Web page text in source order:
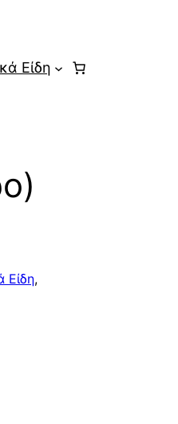
Είδη
Είδη,